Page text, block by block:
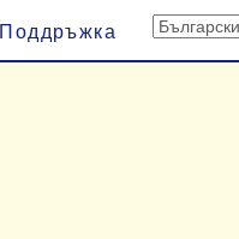
Поддръжка